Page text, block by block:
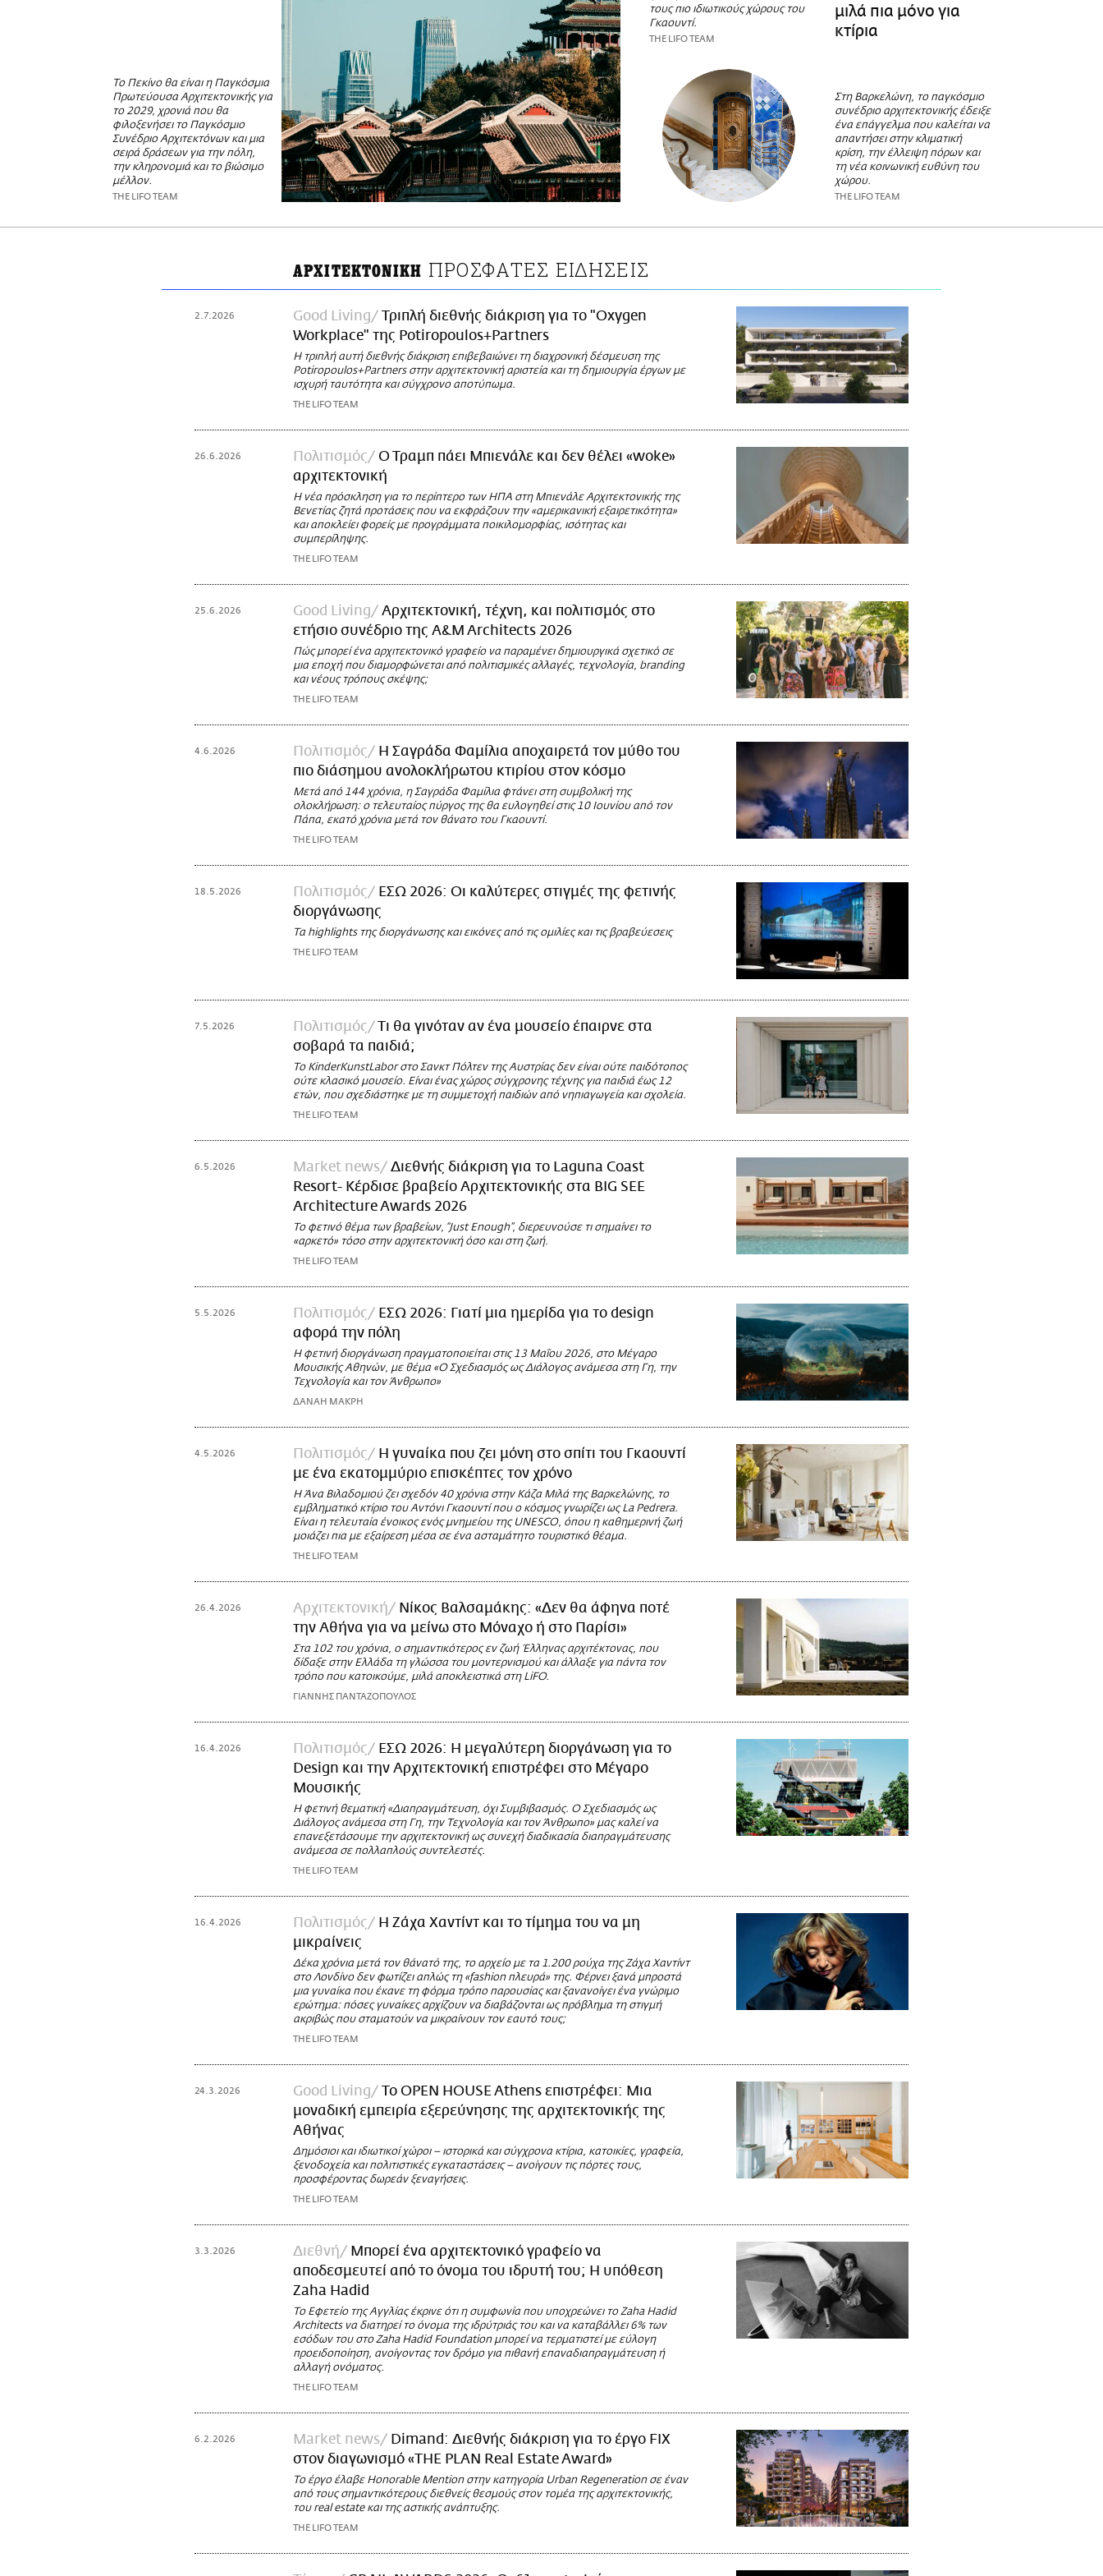
Το Πεκίνο θα είναι η Παγκόσμια
Πρωτεύουσα Αρχιτεκτονικής για
το 2029, χρονιά που θα
φιλοξενήσει το Παγκόσμιο
Συνέδριο Αρχιτεκτόνων και μια
σειρά δράσεων για την πόλη,
την κληρονομιά και το βιώσιμο
μέλλον.
THE LIFO TEAM
τους πιο ιδιωτικούς χώρους του
Γκαουντί.
THE LIFO TEAM
μιλά πια μόνο για
κτίρια
Στη Βαρκελώνη, το παγκόσμιο
συνέδριο αρχιτεκτονικής έδειξε
ένα επάγγελμα που καλείται να
απαντήσει στην κλιματική
κρίση, την έλλειψη πόρων και
τη νέα κοινωνική ευθύνη του
χώρου.
THE LIFO TEAM
ΑΡΧΙΤΕΚΤΟΝΙΚΗ ΠΡΟΣΦΑΤΕΣ ΕΙΔΗΣΕΙΣ
2.7.2026 Good Living
Τριπλή διεθνής διάκριση για το "Oxygen
Workplace" της Potiropoulos+Partners
Η τριπλή αυτή διεθνής διάκριση επιβεβαιώνει τη διαχρονική δέσμευση της
Potiropoulos+Partners στην αρχιτεκτονική αριστεία και τη δημιουργία έργων με
ισχυρή ταυτότητα και σύγχρονο αποτύπωμα.
THE LIFO TEAM
26.6.2026 Πολιτισμός
Ο Τραμπ πάει Μπιενάλε και δεν θέλει «woke»
αρχιτεκτονική
Η νέα πρόσκληση για το περίπτερο των ΗΠΑ στη Μπιενάλε Αρχιτεκτονικής της
Βενετίας ζητά προτάσεις που να εκφράζουν την «αμερικανική εξαιρετικότητα»
και αποκλείει φορείς με προγράμματα ποικιλομορφίας, ισότητας και
συμπερίληψης.
THE LIFO TEAM
25.6.2026 Good Living
Αρχιτεκτονική, τέχνη, και πολιτισμός στο
ετήσιο συνέδριο της A&M Architects 2026
Πώς μπορεί ένα αρχιτεκτονικό γραφείο να παραμένει δημιουργικά σχετικό σε
μια εποχή που διαμορφώνεται από πολιτισμικές αλλαγές, τεχνολογία, branding
και νέους τρόπους σκέψης;
THE LIFO TEAM
4.6.2026 Πολιτισμός
Η Σαγράδα Φαμίλια αποχαιρετά τον μύθο του
πιο διάσημου ανολοκλήρωτου κτιρίου στον κόσμο
Μετά από 144 χρόνια, η Σαγράδα Φαμίλια φτάνει στη συμβολική της
ολοκλήρωση: ο τελευταίος πύργος της θα ευλογηθεί στις 10 Ιουνίου από τον
Πάπα, εκατό χρόνια μετά τον θάνατο του Γκαουντί.
THE LIFO TEAM
18.5.2026 Πολιτισμός
ΕΣΩ 2026: Οι καλύτερες στιγμές της φετινής
διοργάνωσης
Τα highlights της διοργάνωσης και εικόνες από τις ομιλίες και τις βραβεύεσεις
THE LIFO TEAM
7.5.2026 Πολιτισμός
Τι θα γινόταν αν ένα μουσείο έπαιρνε στα
σοβαρά τα παιδιά;
Το KinderKunstLabor στο Σανκτ Πόλτεν της Αυστρίας δεν είναι ούτε παιδότοπος
ούτε κλασικό μουσείο. Είναι ένας χώρος σύγχρονης τέχνης για παιδιά έως 12
ετών, που σχεδιάστηκε με τη συμμετοχή παιδιών από νηπιαγωγεία και σχολεία.
THE LIFO TEAM
6.5.2026 Market news
Διεθνής διάκριση για το Laguna Coast
Resort- Κέρδισε βραβείο Αρχιτεκτονικής στα BIG SEE
Architecture Awards 2026
Το φετινό θέμα των βραβείων, “Just Enough”, διερευνούσε τι σημαίνει το
«αρκετό» τόσο στην αρχιτεκτονική όσο και στη ζωή.
THE LIFO TEAM
5.5.2026 Πολιτισμός
ΕΣΩ 2026: Γιατί μια ημερίδα για το design
αφορά την πόλη
Η φετινή διοργάνωση πραγματοποιείται στις 13 Μαΐου 2026, στο Μέγαρο
Μουσικής Αθηνών, με θέμα «Ο Σχεδιασμός ως Διάλογος ανάμεσα στη Γη, την
Τεχνολογία και τον Άνθρωπο»
ΔΑΝΑΗ ΜΑΚΡΗ
4.5.2026 Πολιτισμός
Η γυναίκα που ζει μόνη στο σπίτι του Γκαουντί
με ένα εκατομμύριο επισκέπτες τον χρόνο
Η Άνα Βιλαδομιού ζει σχεδόν 40 χρόνια στην Κάζα Μιλά της Βαρκελώνης, το
εμβληματικό κτίριο του Αντόνι Γκαουντί που ο κόσμος γνωρίζει ως La Pedrera.
Είναι η τελευταία ένοικος ενός μνημείου της UNESCO, όπου η καθημερινή ζωή
μοιάζει πια με εξαίρεση μέσα σε ένα ασταμάτητο τουριστικό θέαμα.
THE LIFO TEAM
26.4.2026 Αρχιτεκτονική
Νίκος Βαλσαμάκης: «Δεν θα άφηνα ποτέ
την Αθήνα για να μείνω στο Μόναχο ή στο Παρίσι»
Στα 102 του χρόνια, ο σημαντικότερος εν ζωή Έλληνας αρχιτέκτονας, που
δίδαξε στην Ελλάδα τη γλώσσα του μοντερνισμού και άλλαξε για πάντα τον
τρόπο που κατοικούμε, μιλά αποκλειστικά στη LiFO.
ΓΙΑΝΝΗΣ ΠΑΝΤΑΖΟΠΟΥΛΟΣ
16.4.2026 Πολιτισμός
ΕΣΩ 2026: Η μεγαλύτερη διοργάνωση για το
Design και την Αρχιτεκτονική επιστρέφει στο Μέγαρο
Μουσικής
Η φετινή θεματική «Διαπραγμάτευση, όχι Συμβιβασμός. Ο Σχεδιασμός ως
Διάλογος ανάμεσα στη Γη, την Τεχνολογία και τον Άνθρωπο» μας καλεί να
επανεξετάσουμε την αρχιτεκτονική ως συνεχή διαδικασία διαπραγμάτευσης
ανάμεσα σε πολλαπλούς συντελεστές.
THE LIFO TEAM
16.4.2026 Πολιτισμός
Η Ζάχα Χαντίντ και το τίμημα του να μη
μικραίνεις
Δέκα χρόνια μετά τον θάνατό της, το αρχείο με τα 1.200 ρούχα της Ζάχα Χαντίντ
στο Λονδίνο δεν φωτίζει απλώς τη «fashion πλευρά» της. Φέρνει ξανά μπροστά
μια γυναίκα που έκανε τη φόρμα τρόπο παρουσίας και ξανανοίγει ένα γνώριμο
ερώτημα: πόσες γυναίκες αρχίζουν να διαβάζονται ως πρόβλημα τη στιγμή
ακριβώς που σταματούν να μικραίνουν τον εαυτό τους;
THE LIFO TEAM
24.3.2026 Good Living
Το OPEN HOUSE Athens επιστρέφει: Μια
μοναδική εμπειρία εξερεύνησης της αρχιτεκτονικής της
Αθήνας
Δημόσιοι και ιδιωτικοί χώροι – ιστορικά και σύγχρονα κτίρια, κατοικίες, γραφεία,
ξενοδοχεία και πολιτιστικές εγκαταστάσεις – ανοίγουν τις πόρτες τους,
προσφέροντας δωρεάν ξεναγήσεις.
THE LIFO TEAM
3.3.2026 Διεθνή
Μπορεί ένα αρχιτεκτονικό γραφείο να
αποδεσμευτεί από το όνομα του ιδρυτή του; Η υπόθεση
Zaha Hadid
Το Εφετείο της Αγγλίας έκρινε ότι η συμφωνία που υποχρεώνει το Zaha Hadid
Architects να διατηρεί το όνομα της ιδρύτριάς του και να καταβάλλει 6% των
εσόδων του στο Zaha Hadid Foundation μπορεί να τερματιστεί με εύλογη
προειδοποίηση, ανοίγοντας τον δρόμο για πιθανή επαναδιαπραγμάτευση ή
αλλαγή ονόματος.
THE LIFO TEAM
6.2.2026 Market news
Dimand: Διεθνής διάκριση για το έργο FIX
στον διαγωνισμό «THE PLAN Real Estate Award»
Το έργο έλαβε Honorable Mention στην κατηγορία Urban Regeneration σε έναν
από τους σημαντικότερους διεθνείς θεσμούς στον τομέα της αρχιτεκτονικής,
του real estate και της αστικής ανάπτυξης.
THE LIFO TEAM